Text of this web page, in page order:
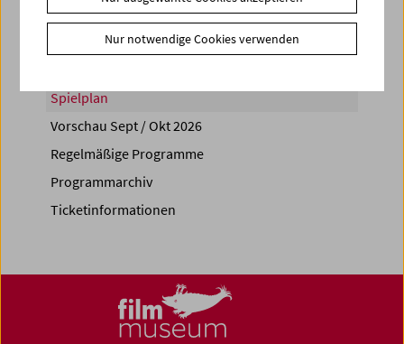
Spielplan
Vorschau Sept / Okt 2026
Regelmäßige Programme
Programmarchiv
Ticketinformationen
Nur notwendige Cookies verwenden